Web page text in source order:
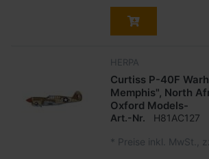
HERPA
Curtiss P-40F
Memphis", North
Oxford Models-
Art.-Nr. H81AC127
* Preise inkl. MwSt.,